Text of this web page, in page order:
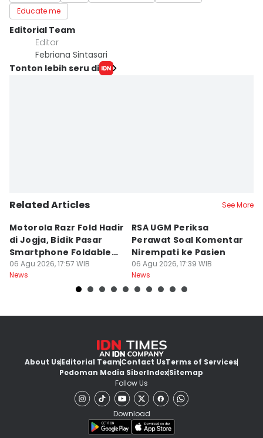
Educate me
Editorial Team
Editor
Febriana Sintasari
Tonton lebih seru di
Related Articles See More
Motorola Razr Fold Hadir
di Jogja, Bidik Pasar
Smartphone Foldable
Premium
06 Agu 2026, 17:57 WIB
News
RSA UGM Periksa
Perawat Soal Komentar
Nirempati ke Pasien
06 Agu 2026, 17:39 WIB
News
About UsEditorial TeamContact UsTerms of Services
Pedoman Media SiberIndexSitemap
Follow Us
Download